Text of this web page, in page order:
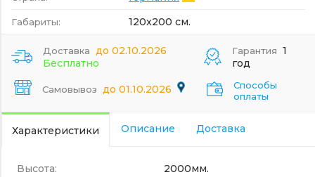
Габариты: 120x200 см.
Доставка до 02.10.2026
Бесплатно
Самовывоз до 01.10.2026
Гарантия 1
год
Способы
оплаты
Характеристики Описание Доставка
Высота:
2000мм.